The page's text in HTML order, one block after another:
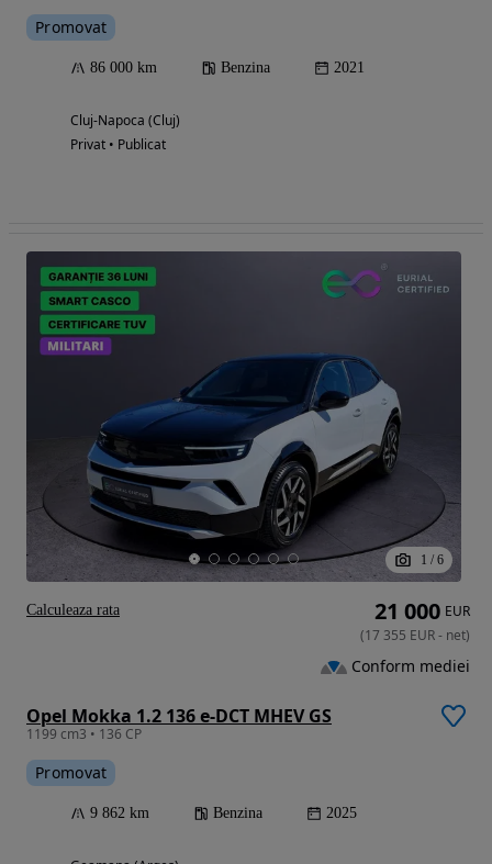
Promovat
86 000 km Benzina 2021
Cluj-Napoca (Cluj)
Privat • Publicat
1 / 6
Opel Mokka 1.2 136 e-DCT MHEV GS
1199 cm3 • 136 CP
Promovat
9 862 km Benzina 2025
21 000 EUR
(17 355 EUR- net)
Conform mediei
Calculeaza rata